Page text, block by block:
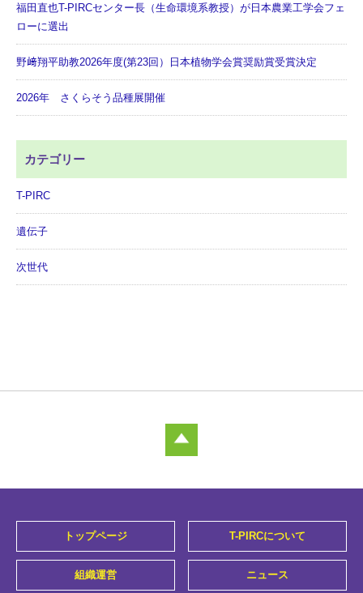
福田直也T-PIRCセンター長（生命環境系教授）が日本農業工学会フェ
ローに選出
野﨑翔平助教2026年度(第23回）日本植物学会賞奨励賞受賞決定
2026年 さくらそう品種展開催
カテゴリー
T-PIRC
遺伝子
次世代
トップページ T-PIRCについて
組織運営 ニュース